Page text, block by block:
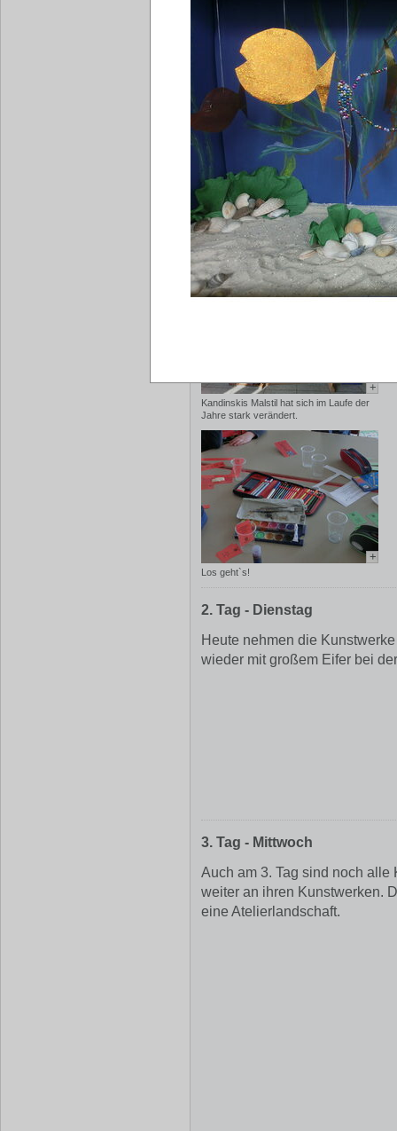
+
1. Tag - Montag
Die Gruppen sind eingeteilt
Woche gefunden.
Bevor es ans Malen und
Künstler und seine
kennen.
Dann aber geht`s los und
+
Kandinskis Malstil hat sich im Laufe der
Jahre stark verändert.
+
Los geht`s!
2. Tag - Dienstag
Heute nehmen die
wieder mit großem Eifer bei
3. Tag - Mittwoch
Auch am 3. Tag sind noch
weiter an ihren Kunstwerken.
eine Atelierlandschaft.
»